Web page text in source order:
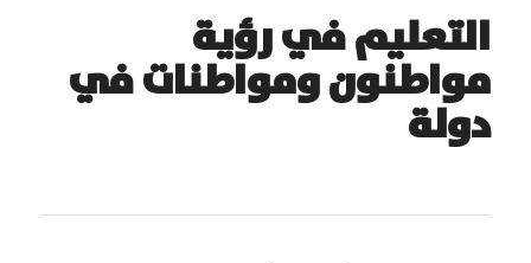
التعليم في رؤية
مواطنون ومواطنات في
دولة